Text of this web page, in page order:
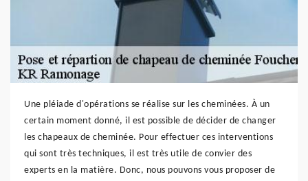
Une pléiade d'opérations se réalise sur les cheminées. À un
certain moment donné, il est possible de décider de changer
les chapeaux de cheminée. Pour effectuer ces interventions
qui sont très techniques, il est très utile de convier des
experts en la matière. Donc, nous pouvons vous proposer de